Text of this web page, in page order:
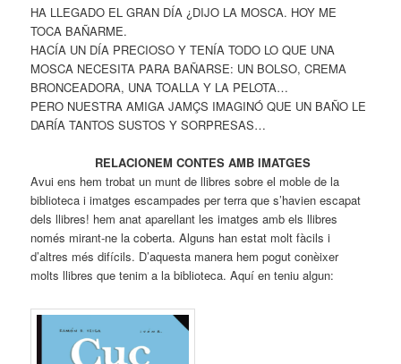
HA LLEGADO EL GRAN DÍA ¿DIJO LA MOSCA. HOY ME
TOCA BAÑARME.
HACÍA UN DÍA PRECIOSO Y TENÍA TODO LO QUE UNA
MOSCA NECESITA PARA BAÑARSE: UN BOLSO, CREMA
BRONCEADORA, UNA TOALLA Y LA PELOTA…
PERO NUESTRA AMIGA JAMÇS IMAGINÓ QUE UN BAÑO LE
DARÍA TANTOS SUSTOS Y SORPRESAS…
RELACIONEM CONTES AMB IMATGES
Avui ens hem trobat un munt de llibres sobre el moble de la
biblioteca i imatges escampades per terra que s’havien escapat
dels llibres! hem anat aparellant les imatges amb els llibres
només mirant-ne la coberta. Alguns han estat molt fàcils i
d’altres més difícils. D’aquesta manera hem pogut conèixer
molts llibres que tenim a la biblioteca. Aquí en teniu algun: